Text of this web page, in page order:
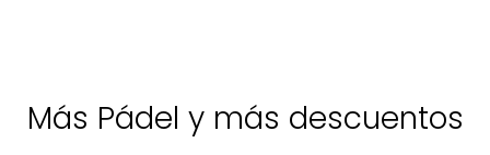
Más Pádel y más descuentos